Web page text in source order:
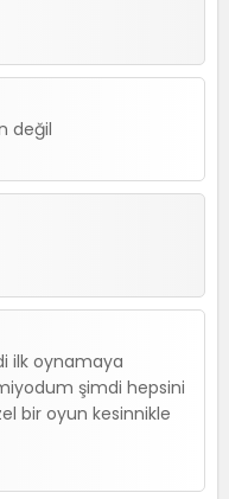
değil
ilk oynamaya
şimdi hepsini
bir oyun kesinnikle